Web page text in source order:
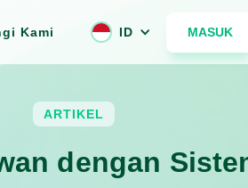
Kami ID MASUK
ARTIKEL
dengan